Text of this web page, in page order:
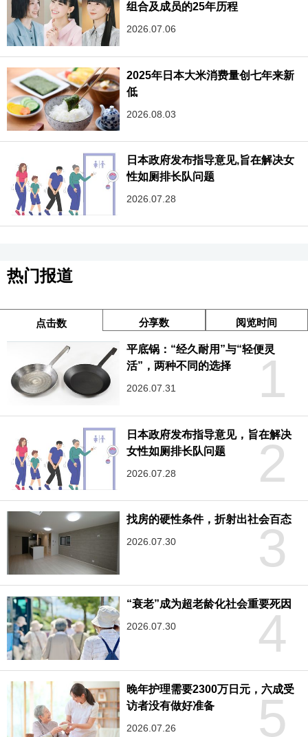
组合及成员的25年历程
2026.07.06
2025年日本大米消费量创七年来新
低
2026.08.03
日本政府发布指导意见,旨在解决女
性如厕排长队问题
2026.07.28
热门报道
点击数 分享数 阅览时间
1
平底锅：“经久耐用”与“轻便灵
活”，两种不同的选择
2026.07.31
2
日本政府发布指导意见，旨在解决
女性如厕排长队问题
2026.07.28
3
找房的硬性条件，折射出社会百态
2026.07.30
4
“衰老”成为超老龄化社会重要死因
2026.07.30
5
晚年护理需要2300万日元，六成受
访者没有做好准备
2026.07.26